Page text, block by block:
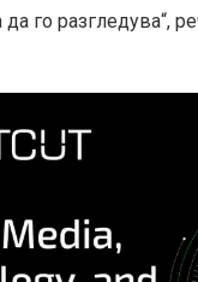
да го разгледува“,